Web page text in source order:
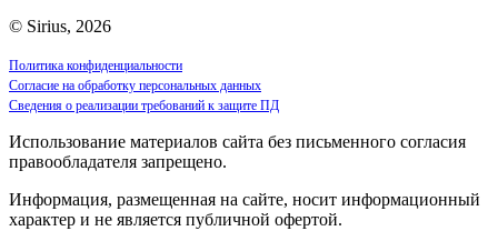
© Sirius, 2026
Политика конфиденциальности
Согласие на обработку персональных данных
Сведения о реализации требований к защите ПД
Использование материалов сайта без письменного согласия
правообладателя запрещено.
Информация, размещенная на сайте, носит информационный
характер и не является публичной офертой.